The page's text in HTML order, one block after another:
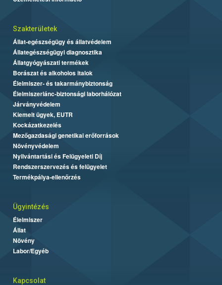
Szakterületek
Állat-egészségügy és állatvédelem
Állategészségügyi diagnosztika
Állatgyógyászati termékek
Borászat és alkoholos italok
Élelmiszer- és takarmánybiztonság
Élelmiszerlánc-biztonsági laborhálózat
Járványvédelem
Kiemelt ügyek, EUTR
Kockázatkezelés
Mezőgazdasági genetikai erőforrások
Növényvédelem
Nyilvántartási és Felügyeleti Díj
Rendszerszervezés és felügyelet
Termékpálya-ellenőrzés
Ügyintézés
Élelmiszer
Állat
Növény
Labor/Egyéb
Kapcsolat